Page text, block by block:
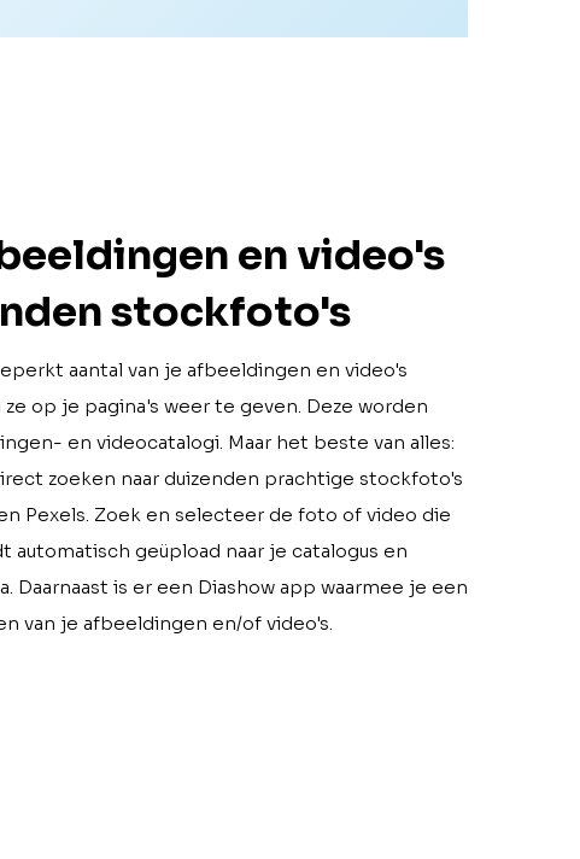
en video's
stockfoto's
aantal van je afbeeldingen en video's
ze op je pagina's weer te geven. Deze worden
en videocatalogi. Maar het beste van alles:
zoeken naar duizenden prachtige stockfoto's
Pexels. Zoek en selecteer de foto of video die
automatisch geüpload naar je catalogus en
Daarnaast is er een Diashow app waarmee je een
van je afbeeldingen en/of video's.